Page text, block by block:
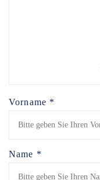
Vorname *
Name *